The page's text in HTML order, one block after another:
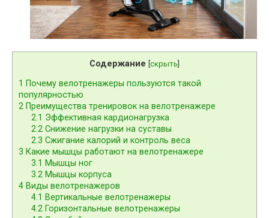
Содержание скрыть
1 Почему велотренажеры пользуются такой
популярностью
2 Преимущества тренировок на велотренажере
2.1 Эффективная кардионагрузка
2.2 Снижение нагрузки на суставы
2.3 Сжигание калорий и контроль веса
3 Какие мышцы работают на велотренажере
3.1 Мышцы ног
3.2 Мышцы корпуса
4 Виды велотренажеров
4.1 Вертикальные велотренажеры
4.2 Горизонтальные велотренажеры